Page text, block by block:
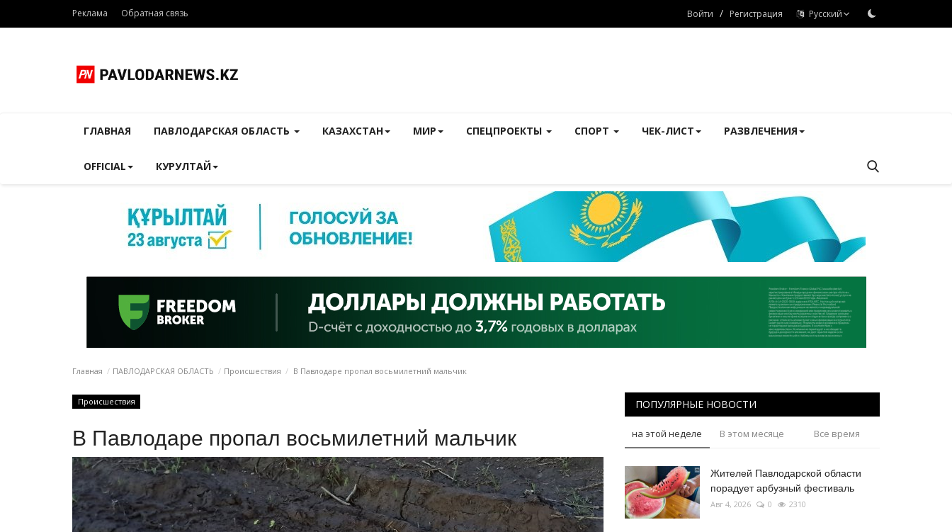
Реклама Обратная связь Войти / Регистрация Русский
ГЛАВНАЯ ПАВЛОДАРСКАЯ ОБЛАСТЬ КАЗАХСТАН МИР СПЕЦПРОЕКТЫ СПОРТ ЧЕК-ЛИСТ РАЗВЛЕЧЕНИЯ
OFFICIAL КУРУЛТАЙ
Главная ПАВЛОДАРСКАЯ ОБЛАСТЬ Происшествия В Павлодаре пропал восьмилетний мальчик
Происшествия
В Павлодаре пропал восьмилетний мальчик
ПОПУЛЯРНЫЕ НОВОСТИ
на этой неделе В этом месяце Все время
Жителей Павлодарской области
порадует арбузный фестиваль
Авг 4, 2026 0 2310